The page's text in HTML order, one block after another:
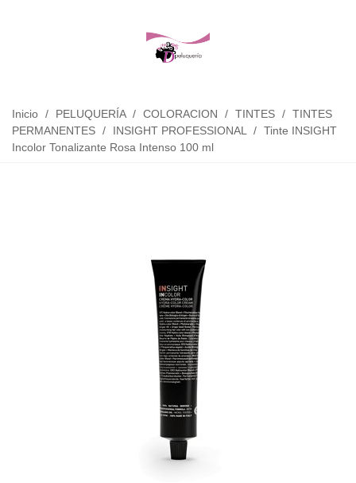
Inicio / PELUQUERÍA / COLORACION / TINTES / TINTES
PERMANENTES / INSIGHT PROFESSIONAL / Tinte INSIGHT
Incolor Tonalizante Rosa Intenso 100 ml